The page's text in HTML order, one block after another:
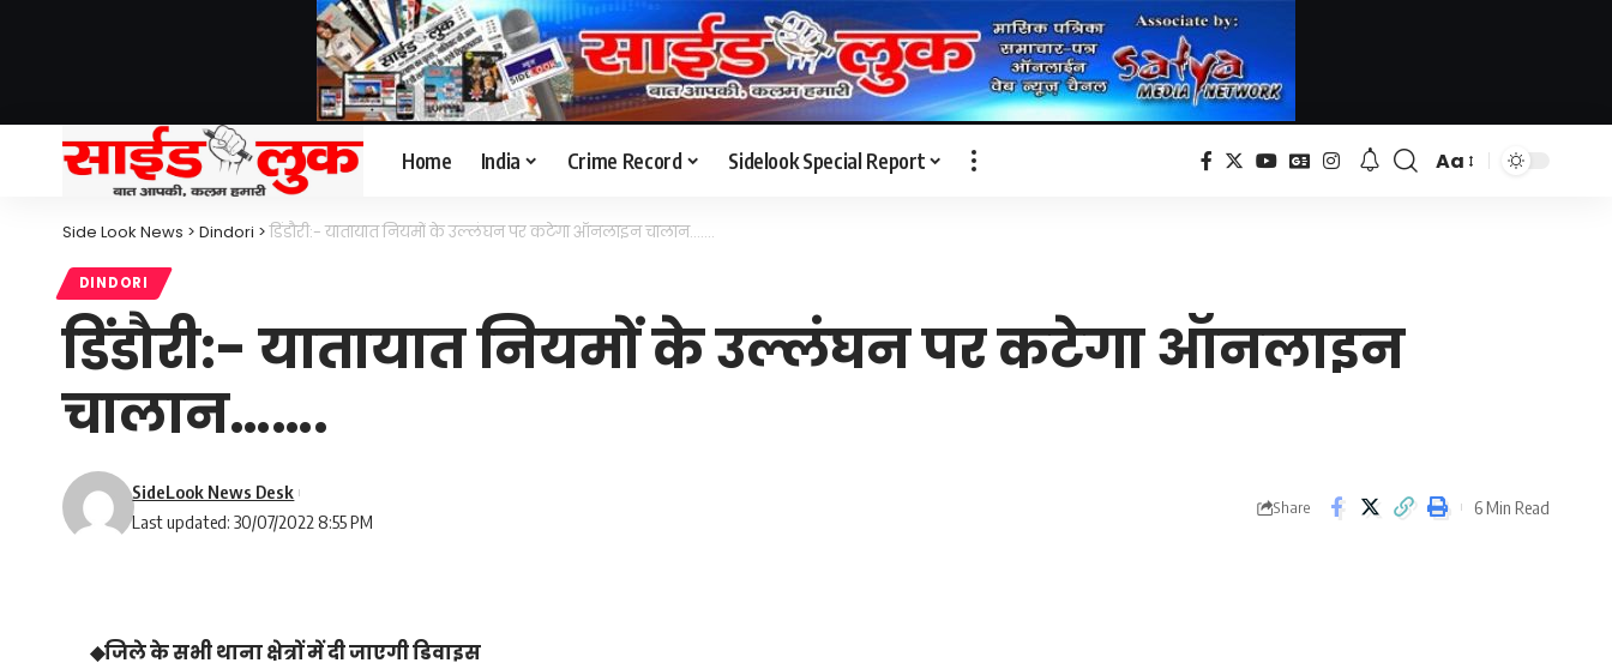
Home India Crime Record Sidelook Special Report
Font
Aa
Side Look News > Dindori >डिंडौरी:- यातायात नियमों के उल्लंघन पर कटेगा ऑनलाइन चालान…….
DINDORI
डिंडौरी:- यातायात नियमों के उल्लंघन पर कटेगा ऑनलाइन
चालान…….
Last updated: 30/07/2022 8:55 PM
SideLook News Desk
Share 6 Min Read
◆जिले के सभी थाना क्षेत्रों में दी जाएगी डिवाइस